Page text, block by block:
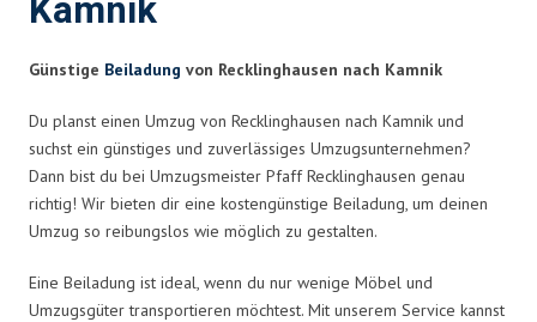
Kamnik
Günstige Beiladung von Recklinghausen nach Kamnik
Du planst einen Umzug von Recklinghausen nach Kamnik und
suchst ein günstiges und zuverlässiges Umzugsunternehmen?
Dann bist du bei Umzugsmeister Pfaff Recklinghausen genau
richtig! Wir bieten dir eine kostengünstige Beiladung, um deinen
Umzug so reibungslos wie möglich zu gestalten.
Eine Beiladung ist ideal, wenn du nur wenige Möbel und
Umzugsgüter transportieren möchtest. Mit unserem Service kannst